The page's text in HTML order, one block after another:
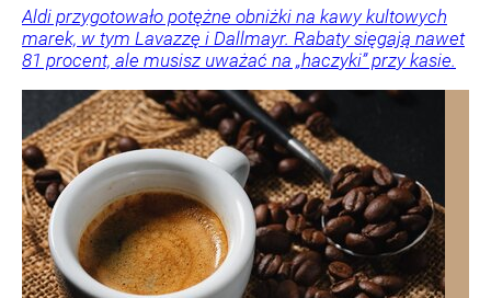
Aldi przygotowało potężne obniżki na kawy kultowych
marek, w tym Lavazzę i Dallmayr. Rabaty sięgają nawet
81 procent, ale musisz uważać na „haczyki” przy kasie.